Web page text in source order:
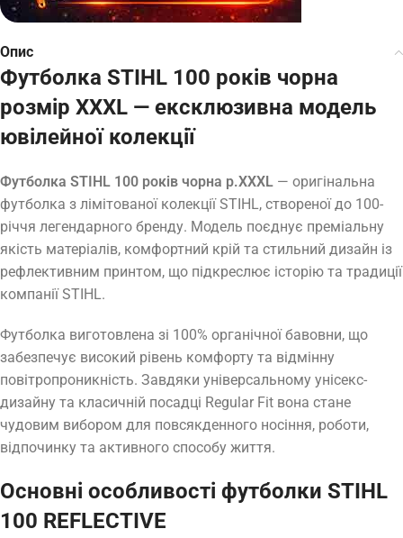
Опис
Футболка STIHL 100 років чорна
розмір XXXL — ексклюзивна модель
ювілейної колекції
Футболка STIHL 100 років чорна р.XXXL — оригінальна
футболка з лімітованої колекції STIHL, створеної до 100-
річчя легендарного бренду. Модель поєднує преміальну
якість матеріалів, комфортний крій та стильний дизайн із
рефлективним принтом, що підкреслює історію та традиції
компанії STIHL.
Футболка виготовлена зі 100% органічної бавовни, що
забезпечує високий рівень комфорту та відмінну
повітропроникність. Завдяки універсальному унісекс-
дизайну та класичній посадці Regular Fit вона стане
чудовим вибором для повсякденного носіння, роботи,
відпочинку та активного способу життя.
Основні особливості футболки STIHL
100 REFLECTIVE